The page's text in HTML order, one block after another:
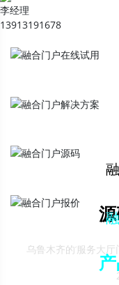
李经理
13913191678
解
乌鲁木齐的‘服务大